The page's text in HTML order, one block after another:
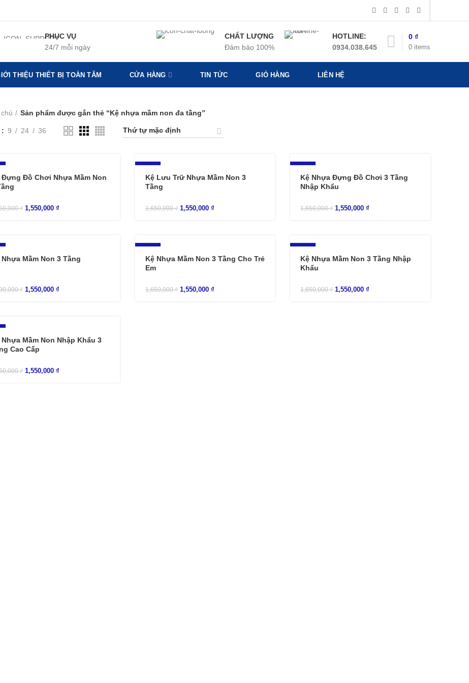
PHỤC VỤ
24/7 mỗi ngày
CHẤT LƯỢNG
Đảm bảo 100%
HOTLINE:
0934.038.645
0 items
0 ₫
THIỆU THIẾT BỊ TOÀN TÂM CỬA HÀNG TIN TỨC GIỎ HÀNG LIÊN HỆ
Sản phẩm được gắn thẻ “Kệ nhựa mầm non đa tầng”
9 24 36
Đựng Đồ Chơi Nhựa Mầm Non
₫ 1,550,000 ₫
Kệ Lưu Trữ Nhựa Mầm Non 3
Tầng
1,650,000₫ 1,550,000 ₫
Kệ Nhựa Đựng Đồ Chơi 3 Tầng
Nhập Khẩu
1,650,000₫ 1,550,000₫
Nhựa Mầm Non 3 Tầng
₫ 1,550,000 ₫
Kệ Nhựa Mầm Non 3 Tầng Cho Trẻ
Em
1,650,000₫ 1,550,000 ₫
Kệ Nhựa Mầm Non 3 Tầng Nhập
Khẩu
1,650,000₫ 1,550,000₫
Nhựa Mầm Non Nhập Khẩu 3
Cao Cấp
₫ 1,550,000 ₫